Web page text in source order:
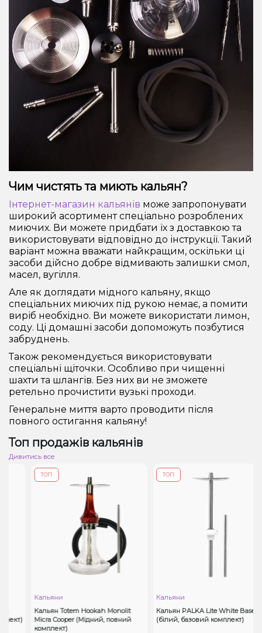
Чим чистять та миють кальян?
Інтернет-магазин кальянів може запропонувати
широкий асортимент спеціально розроблених
миючих. Ви можете придбати їх з доставкою та
використовувати відповідно до інструкції. Такий
варіант можна вважати найкращим, оскільки ці
засоби дійсно добре відмивають залишки смол,
масел, вугілля.
Але як доглядати мідного кальяну, якщо
спеціальних миючих під рукою немає, а помити
виріб необхідно. Ви можете використати лимон,
соду. Ці домашні засоби допоможуть позбутися
забруднень.
Також рекомендується використовувати
спеціальні щіточки. Особливо при чищенні
шахти та шлангів. Без них ви не зможете
ретельно прочистити вузькі проходи.
Генеральне миття варто проводити після
повного остигання кальяну!
Топ продажів кальянів
Дивитись все
ТОП
Кальяни
Кальян Totem Hookah Monolit
Micra Cooper (Мідний, повний
комплект)
ТОП
Кальяни
Кальян PALKA Lite White Base
(білий, базовий комплект)